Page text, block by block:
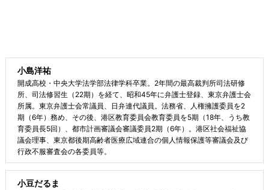
小島洋祐
開成高校・中央大学法学部法律学科卒業。2年間の最高裁判所司法研修
所、司法修習生（22期）を経て、昭和45年に弁護士登録、東京弁護士会
所属。東京弁護士会常議員、日弁連代議員。法務省、人権擁護委員を2
期（6年）務め、その後、港区教育委員会教育委員を5期（18年、うち教
育委員長5回）、都市計画審議会審議委員2期（6年）。港区社会福祉協
議会理事、東京都後期高齢者医療広域連合の個人情報保護等審議会及び
行政不服審査会の各委員等。
小豆だるま